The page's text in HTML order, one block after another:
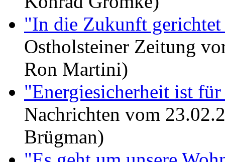
"In die Zukunft gerichtet
Ostholsteiner Zeitung
Ron Martini)
"Energiesicherheit ist
Nachrichten vom
Brügman)